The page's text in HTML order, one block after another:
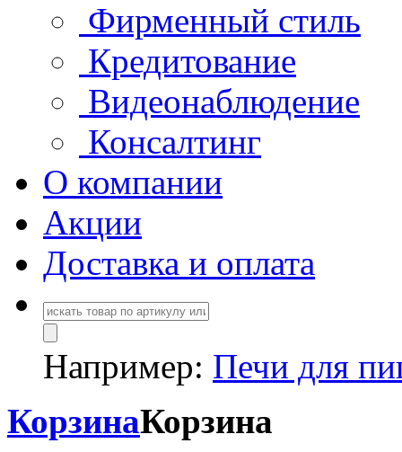
Фирменный стиль
Кредитование
Видеонаблюдение
Консалтинг
О компании
Акции
Доставка и оплата
Например: Печи для
КорзинаКорзина